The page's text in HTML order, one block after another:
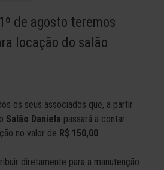
de agosto teremos
locação do salão
os seus associados que, a partir
Salão Daniela passará a contar
no valor de R$ 150,00.
diretamente para a manutenção